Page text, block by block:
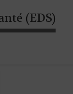
(EDS)